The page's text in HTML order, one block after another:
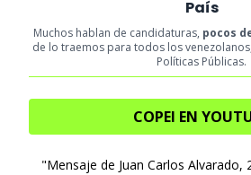
País
Muchos hablan de candidaturas, pocos
de lo traemos para todos los
Políticas Públicas.
COPEI EN
"Mensaje de Juan Carlos Alvarado,